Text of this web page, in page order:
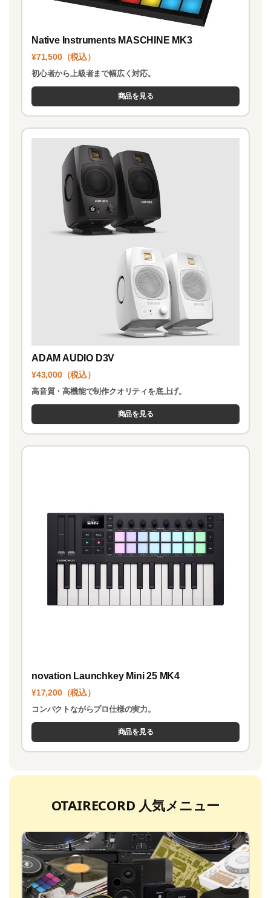
Native Instruments MASCHINE MK3
¥71,500（税込）
初心者から上級者まで幅広く対応。
商品を見る
ADAM AUDIO D3V
¥43,000（税込）
高音質・高機能で制作クオリティを底上げ。
商品を見る
novation Launchkey Mini 25 MK4
¥17,200（税込）
コンパクトながらプロ仕様の実力。
商品を見る
OTAIRECORD 人気メニュー